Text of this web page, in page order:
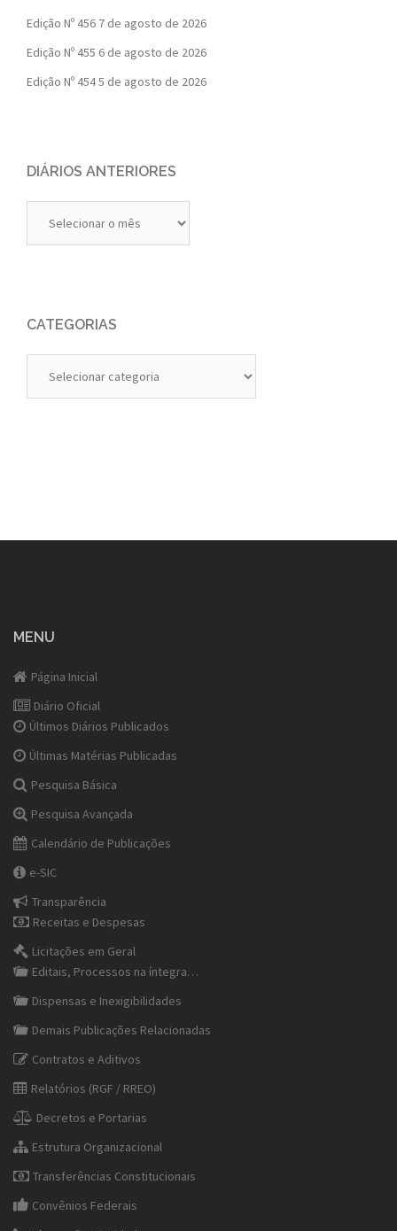
Edição Nº 456 7 de agosto de 2026
Edição Nº 455 6 de agosto de 2026
Edição Nº 4545 de agosto de 2026
DIÁRIOS ANTERIORES
Anteriores
CATEGORIAS
MENU
Página Inicial
Diário Oficial
Últimos Diários Publicados
Últimas Matérias Publicadas
Pesquisa Básica
Pesquisa Avançada
Calendário de Publicações
e-SIC
Transparência
Receitas e Despesas
Licitações em Geral
Editais, Processos na íntegra…
Dispensas e Inexigibilidades
Demais Publicações Relacionadas
Contratos e Aditivos
Relatórios (RGF / RREO)
Decretos e Portarias
Estrutura Organizacional
Transferências Constitucionais
Convênios Federais